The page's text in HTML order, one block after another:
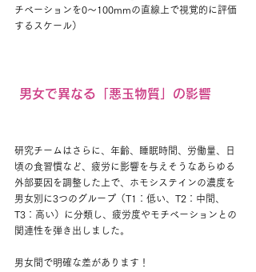
チベーションを0〜100mmの直線上で視覚的に評価
するスケール）
男女で異なる「悪玉物質」の影響
研究チームはさらに、年齢、睡眠時間、労働量、日
頃の食習慣など、疲労に影響を与えそうなあらゆる
外部要因を調整した上で、ホモシステインの濃度を
男女別に3つのグループ（T1：低い、T2：中間、
T3：高い）に分類し、疲労度やモチベーションとの
関連性を弾き出しました。
男女間で明確な差があります！